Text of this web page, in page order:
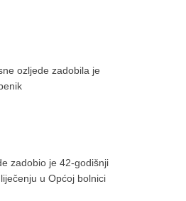
ozljede zadobila je
zadobio je 42-godišnji
u Općoj bolnici